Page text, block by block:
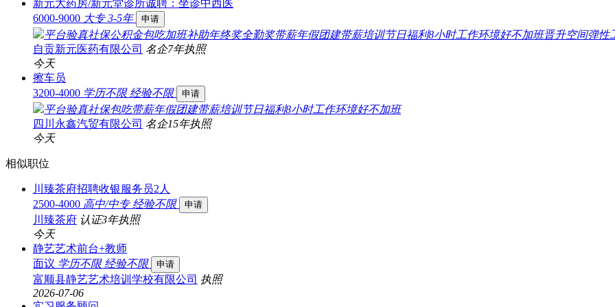
新元大药房/新元堂诊所诚聘：坐诊中西医
6000-9000 大专 3-5年 申请
平台验真社保公积金包吃加班补助年终奖全勤奖带薪年假团建带薪培训节日福利8小时工作环境好不加班晋升空间弹性
自贡新元医药有限公司 名企7年执照
今天
擦车员
3200-4000 学历不限 经验不限 申请
平台验真社保包吃带薪年假团建带薪培训节日福利8小时工作环境好不加班
四川永鑫汽贸有限公司 名企15年执照
今天
相似职位
川臻茶府招聘收银服务员2人
2500-4000 高中/中专 经验不限 申请
川臻茶府 认证3年执照
今天
静艺艺术前台+教师
面议 学历不限 经验不限 申请
富顺县静艺艺术培训学校有限公司 执照
2026-07-06